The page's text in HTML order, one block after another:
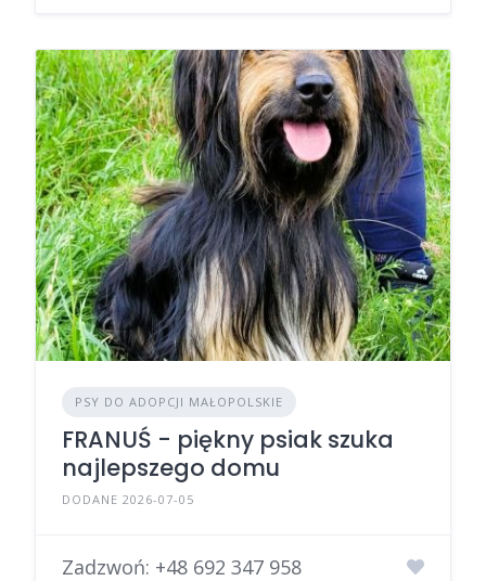
PSY DO ADOPCJI MAŁOPOLSKIE
FRANUŚ - piękny psiak szuka
najlepszego domu
DODANE 2026-07-05
Zadzwoń: +48 692 347 958